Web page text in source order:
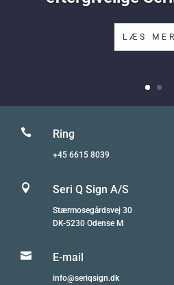
LÆS
 Ring
+45 6615 8039
 Seri Q Sign A/S
Stærmosegårdsvej 30
DK-5230 Odense M
 E-mail
info@seriqsign.dk